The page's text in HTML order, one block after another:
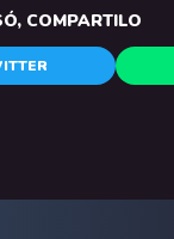
COMPARTILO